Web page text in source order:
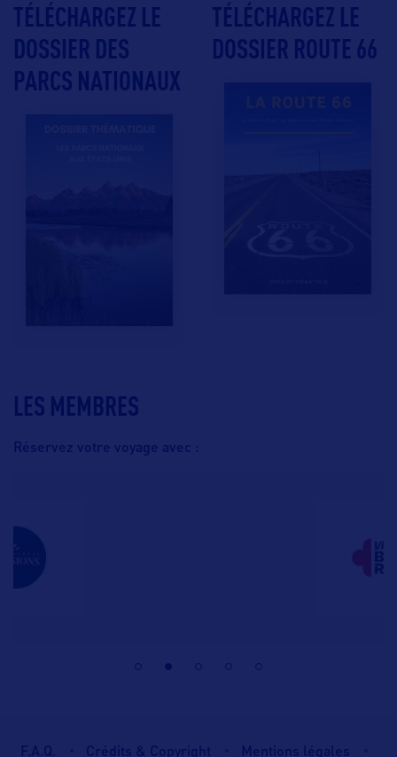
LES MEMBRES
Réservez votre voyage avec :
TÉLÉCHARGEZ LE
DOSSIER DES
PARCS NATIONAUX
TÉLÉCHARGEZ LE
DOSSIER ROUTE 66
F.A.Q. Crédits & Copyright Mentions légales